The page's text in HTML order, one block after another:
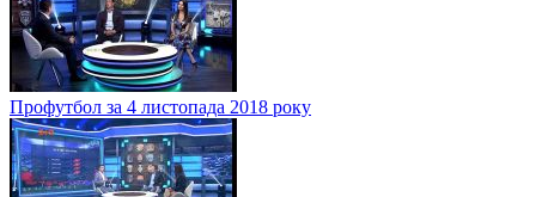
Профутбол за 4 листопада 2018 року